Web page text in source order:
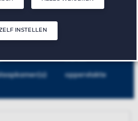
INSTELLEN
oppervlakte